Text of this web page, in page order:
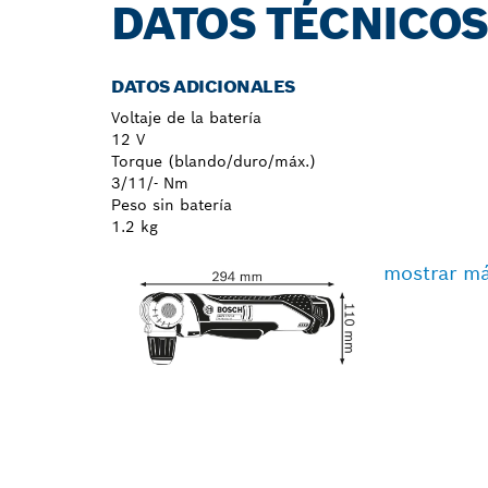
DATOS TÉCNICOS
DATOS ADICIONALES
Voltaje de la batería
12 V
Torque (blando/duro/máx.)
3/11/- Nm
Peso sin batería
1.2 kg
mostrar